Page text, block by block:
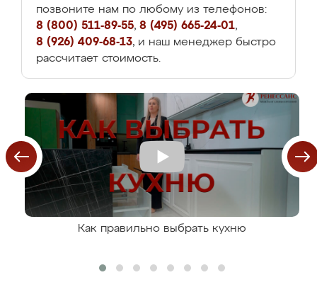
позвоните нам по любому из телефонов:
8 (800) 511-89-55, 8 (495) 665-24-01,
8 (926) 409-68-13, и наш менеджер быстро
рассчитает стоимость.
Как правильно выбрать кухню